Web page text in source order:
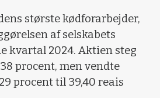
største kødforarbejder,
af selskabets
kvartal 2024. Aktien steg
procent, men vendte
procent til 39,40 reais